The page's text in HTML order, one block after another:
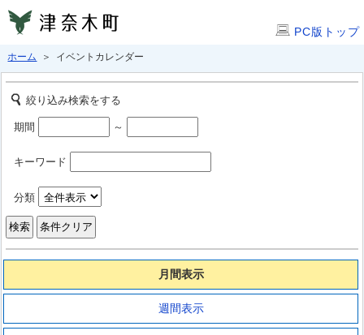
PC版トップ
ホーム ＞ イベントカレンダー
絞り込み検索をする
期間 ～
キーワード
分類
月間表示
週間表示